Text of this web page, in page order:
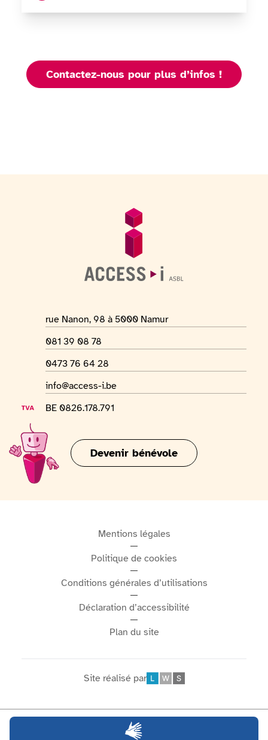
Contactez-nous pour plus d’infos !
Informations générales
Adresse du lieu
rue Nanon, 98 à 5000 Namur
Numéro de téléphone
081 39 08 78
Numéro Whatsapp
0473 76 64 28
Adresse mail
info@access-i.be
Numéro de TVA
BE 0826.178.791
Devenir bénévole
Mentions légales
Politique de cookies
Conditions générales d’utilisations
Déclaration d’accessibilité
Plan du site
Site réalisé par
Léonard Web Solutions